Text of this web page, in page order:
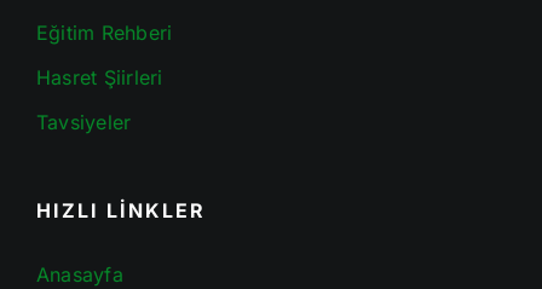
Eğitim Rehberi
Hasret Şiirleri
Tavsiyeler
HIZLI LİNKLER
Anasayfa